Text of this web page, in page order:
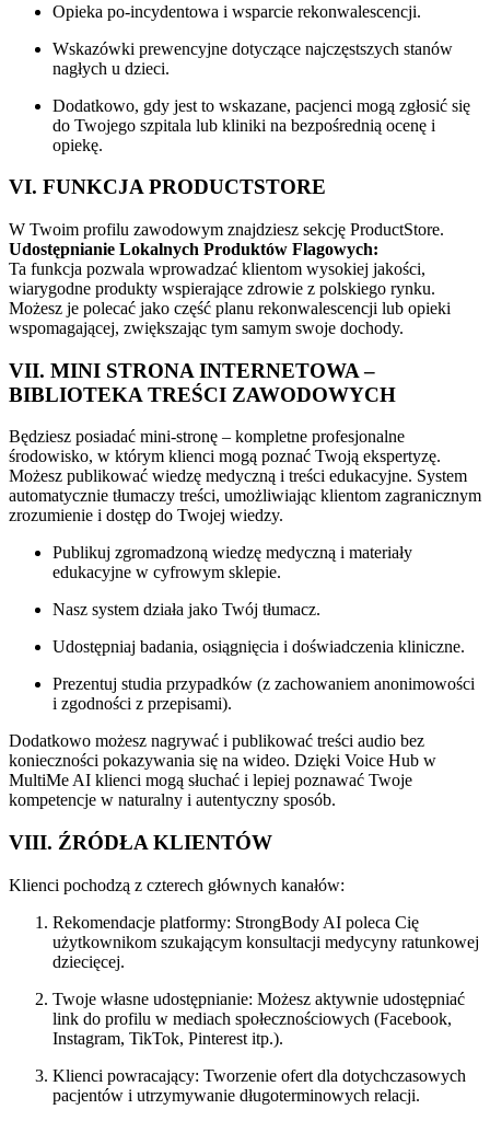
Opieka po-incydentowa i wsparcie rekonwalescencji.
Wskazówki prewencyjne dotyczące najczęstszych stanów
nagłych u dzieci.
Dodatkowo, gdy jest to wskazane, pacjenci mogą zgłosić się
do Twojego szpitala lub kliniki na bezpośrednią ocenę i
opiekę.
VI. FUNKCJA PRODUCTSTORE
W Twoim profilu zawodowym znajdziesz sekcję ProductStore.
Udostępnianie Lokalnych Produktów Flagowych:
Ta funkcja pozwala wprowadzać klientom wysokiej jakości,
wiarygodne produkty wspierające zdrowie z polskiego rynku.
Możesz je polecać jako część planu rekonwalescencji lub opieki
wspomagającej, zwiększając tym samym swoje dochody.
VII. MINI STRONA INTERNETOWA –
BIBLIOTEKA TREŚCI ZAWODOWYCH
Będziesz posiadać mini-stronę – kompletne profesjonalne
środowisko, w którym klienci mogą poznać Twoją ekspertyzę.
Możesz publikować wiedzę medyczną i treści edukacyjne. System
automatycznie tłumaczy treści, umożliwiając klientom zagranicznym
zrozumienie i dostęp do Twojej wiedzy.
Publikuj zgromadzoną wiedzę medyczną i materiały
edukacyjne w cyfrowym sklepie.
Nasz system działa jako Twój tłumacz.
Udostępniaj badania, osiągnięcia i doświadczenia kliniczne.
Prezentuj studia przypadków (z zachowaniem anonimowości
i zgodności z przepisami).
Dodatkowo możesz nagrywać i publikować treści audio bez
konieczności pokazywania się na wideo. Dzięki Voice Hub w
MultiMe AI klienci mogą słuchać i lepiej poznawać Twoje
kompetencje w naturalny i autentyczny sposób.
VIII. ŹRÓDŁA KLIENTÓW
Klienci pochodzą z czterech głównych kanałów:
Rekomendacje platformy: StrongBody AI poleca Cię
użytkownikom szukającym konsultacji medycyny ratunkowej
dziecięcej.
Twoje własne udostępnianie: Możesz aktywnie udostępniać
link do profilu w mediach społecznościowych (Facebook,
Instagram, TikTok, Pinterest itp.).
Klienci powracający: Tworzenie ofert dla dotychczasowych
pacjentów i utrzymywanie długoterminowych relacji.